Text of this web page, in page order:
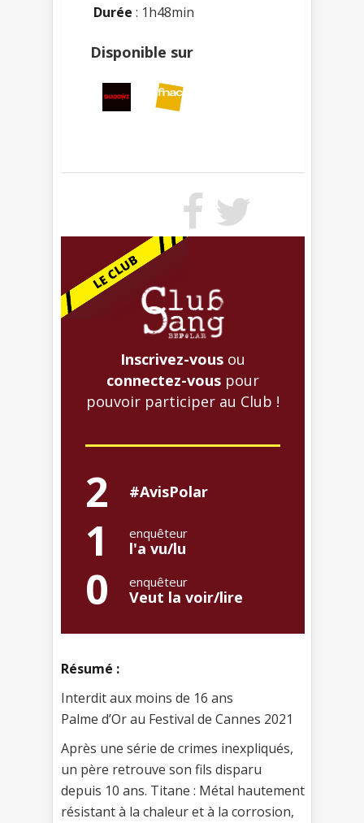
Durée : 1h48min
Disponible sur
Inscrivez-vous ou
connectez-vous pour
pouvoir participer au Club !
2 #AvisPolar
1 enquêteur
l'a vu/lu
0 enquêteur
Veut la voir/lire
Résumé :
Interdit aux moins de 16 ans
Palme d’Or au Festival de Cannes 2021
Après une série de crimes inexpliqués,
un père retrouve son fils disparu
depuis 10 ans. Titane : Métal hautement
résistant à la chaleur et à la corrosion,